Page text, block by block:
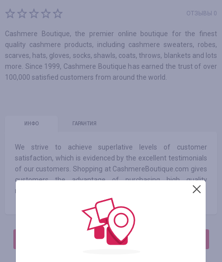
ОТЗЫВЫ 0
Cashmere Boutique, the premier online boutique for the finest
quality cashmere products, including cashmere sweaters, robes,
scarves, hats, gloves, socks, shawls, coats, throws, blankets and lots
more. Since 1999, Cashmere Boutique has earned the trust of over
100,000 satisfied customers from around the world.
ИНФО ГАРАНТИЯ
We strive to achieve superlative levels of customer
satisfaction, which is evidenced by the excellent testimonials
of our customers. Shopping at CashmereBoutique.com gives
customers the advantage of purchasing high quality
merchandise at manufacturer’s prices.
АВТОРИЗИРУЙТЕСЬ, ЧТОБЫ ОСТАВИТЬ ОТЗЫВ